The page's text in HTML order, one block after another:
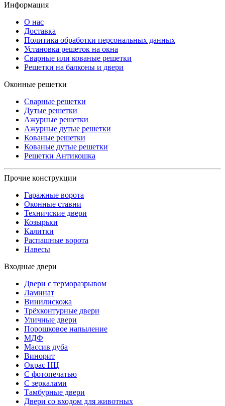
Информация
О нас
Доставка
Политика обработки персональных данных
Установка решеток на окна
Сварные или кованые решетки
Решетки на балконы и двери
Оконные решетки
Сварные решетки
Дутые решетки
Ажурные решетки
Ажурные дутые решетки
Кованые решетки
Кованые дутые решетки
Решетки Антикошка
Прочие конструкции
Гаражные ворота
Оконные ставни
Техничские двери
Козырьки
Калитки
Распашные ворота
Навесы
Входные двери
Двери с терморазрывом
Ламинат
Винилискожа
Трёхконтурные двери
Уличные двери
Порошковое напыление
МДФ
Массив дуба
Винорит
Окрас НЦ
С фотопечатью
С зеркалами
Тамбурные двери
Двери со входом для животных